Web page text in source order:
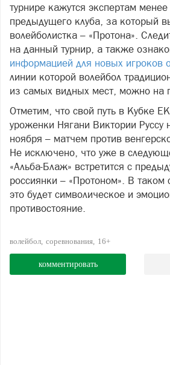
турнире кажутся экспертам
предыдущего клуба, за который
волейболистка – «Протона».
на данный турнир, а также
информацией для новых игроков
линии которой волейбол
из самых видных мест, можно на
Отметим, что свой путь в Кубке
уроженки Нягани Виктории Руссу
ноября – матчем против
Не исключено, что уже в
«Альба-Блаж» встретится с
россиянки – «Протоном». В таком
это будет символическое и
противостояние.
волейбол соревнования 16+
комментировать